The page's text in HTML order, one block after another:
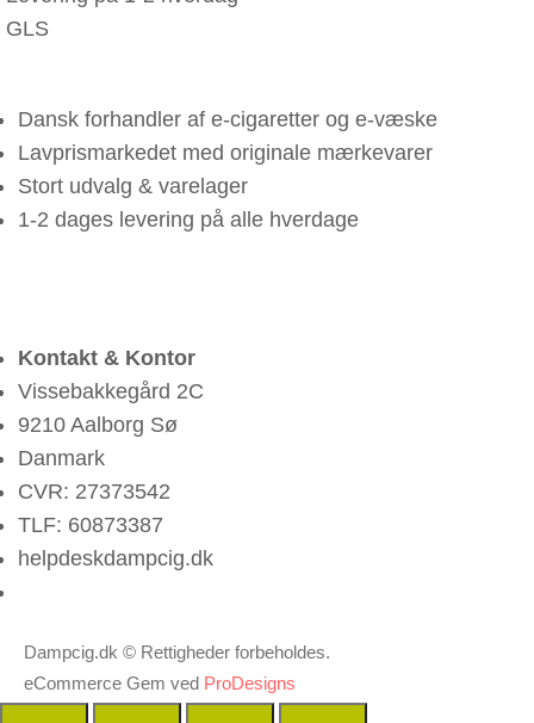
GLS
Dansk forhandler af e-cigaretter og e-væske
Lavprismarkedet med originale mærkevarer
Stort udvalg & varelager
1-2 dages levering på alle hverdage
Kontakt & Kontor
Vissebakkegård 2C
9210 Aalborg Sø
Danmark
CVR: 27373542
TLF: 60873387
helpdeskdampcig.dk
Dampcig.dk © Rettigheder forbeholdes.
eCommerce Gem ved ProDesigns